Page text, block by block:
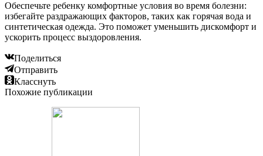
Обеспечьте ребенку комфортные условия во время болезни:
избегайте раздражающих факторов, таких как горячая вода и
синтетическая одежда. Это поможет уменьшить дискомфорт и
ускорить процесс выздоровления.
Поделиться
Отправить
Класснуть
Похожие публикации